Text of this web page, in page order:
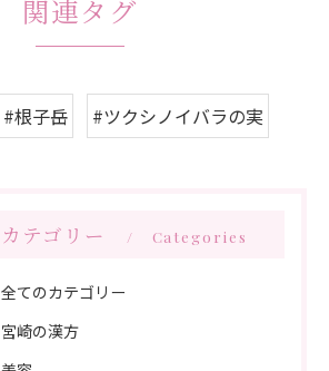
関連タグ
#根子岳 #ツクシノイバラの実
カテゴリー Categories
全てのカテゴリー
宮崎の漢方